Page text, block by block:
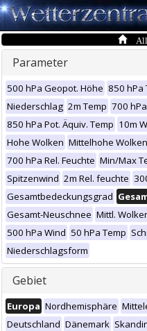
Parameter
500 hPa Geopot. Höhe 850 hPa
Niederschlag 2m Temp 700
850 hPa Pot. Äquiv. Temp 10m
Hohe Wolken Mittelhohe Wolken
700 hPa Rel. Feuchte Min/Max
Spitzenwind 2m Rel. feuchte
Gesamtbedeckungsgrad
Gesamt-Neuschnee Mittl.
500 hPa Wind 50 hPa Temp
Niederschlagsform
Gebiet
Europa Nordhemisphäre
Deutschland Dänemark